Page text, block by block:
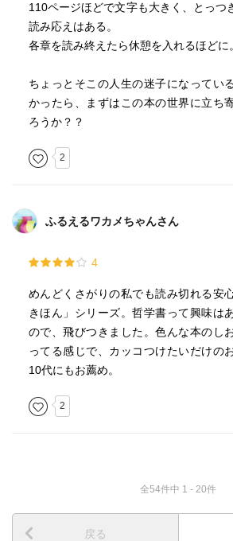
110ページほどで文字も大きく、とっつ
読み応えはある。
各章を読み終えたら休憩を入れるほどに。
ちょっとそこの人生の迷子になってい
かったら、まずはこの本の世界に立ち
ろうか？？
2
ふるえるワカメちゃんさん
4
めんどくさがりの私でも読み切れる安
きほん」シリーズ。哲学書って興味は
ので、飛びつきました。色んな本のし
ってる感じで、カッコつけたいだけの
10代にもお薦め。
2
全54件中 1 - 20件
戻る